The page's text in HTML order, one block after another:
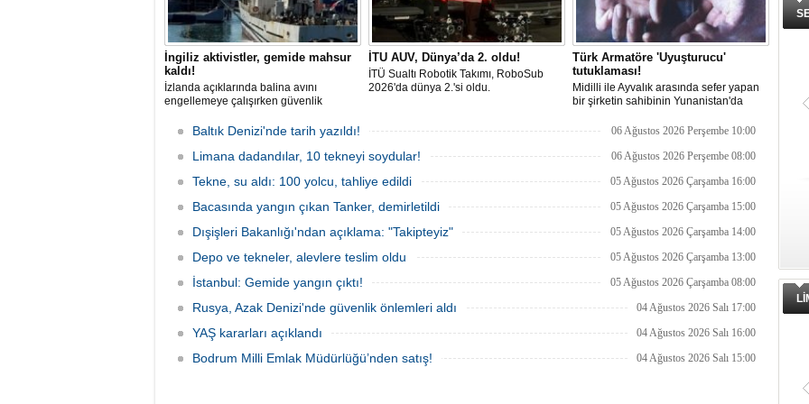
İngiliz aktivistler, gemide mahsur
kaldı!
İzlanda açıklarında balina avını
engellemeye çalışırken güvenlik
protesto gemisindeki 21 çevre aktivisti,
günlerdir gemiden çıkmalarına izin
verilmediğini ve temel haklarının ihlal
Britanyalı aktivist de bulunuyor.
İTU AUV, Dünya’da 2. oldu!
İTÜ Sualtı Robotik Takımı, RoboSub
2026'da dünya 2.'si oldu.
Türk Armatöre 'Uyuşturucu'
tutuklaması!
Midilli ile Ayvalık arasında sefer yapan
bir şirketin sahibinin Yunanistan'da
Baltık Denizi'nde tarih yazıldı! 06 Ağustos 2026 Perşembe 10:00
Limana dadandılar, 10 tekneyi soydular! 06 Ağustos 2026 Perşembe 08:00
Tekne, su aldı: 100 yolcu, tahliye edildi 05 Ağustos 2026 Çarşamba 16:00
Bacasında yangın çıkan Tanker, demirletildi 05 Ağustos 2026 Çarşamba 15:00
Dışişleri Bakanlığı'ndan açıklama: "Takipteyiz" 05 Ağustos 2026 Çarşamba 14:00
Depo ve tekneler, alevlere teslim oldu 05 Ağustos 2026 Çarşamba 13:00
İstanbul: Gemide yangın çıktı! 05 Ağustos 2026 Çarşamba 08:00
Rusya, Azak Denizi'nde güvenlik önlemleri aldı 04 Ağustos 2026 Salı 17:00
YAŞ kararları açıklandı 04 Ağustos 2026 Salı 16:00
Bodrum Milli Emlak Müdürlüğü’nden satış! 04 Ağustos 2026 Salı 15:00